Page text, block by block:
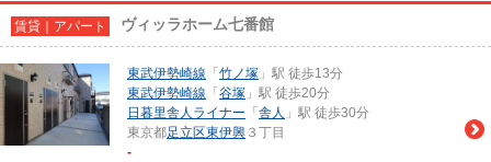
賃貸｜アパート ヴィッラホーム七番館
東武伊勢崎線 「 竹ノ塚 」駅 徒歩13分
東武伊勢崎線 「 谷塚 」駅 徒歩20分
日暮里舎人ライナー 「 舎人 」駅 徒歩30分
東京都足立区東伊興 ３丁目
-